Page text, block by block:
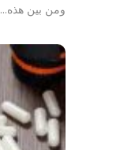
ومن بين هذه…